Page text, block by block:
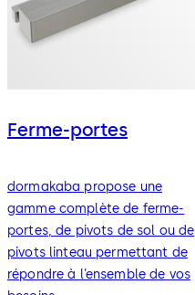
Ferme-portes
dormakaba propose une
gamme complète de ferme-
portes, de pivots de sol ou de
pivots linteau permettant de
répondre à l’ensemble de vos